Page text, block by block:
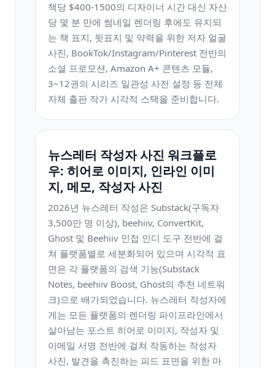
책당 $400-1500의 디자이너 시간 대신 자산
당 몇 분 만에 썸네일 렌더링 후에도 유지되
는 책 표지, 뒷표지 및 약력을 위한 저자 얼굴
사진, BookTok/Instagram/Pinterest 전반의
소셜 프로모션, Amazon A+ 콘텐츠 모듈,
3~12권의 시리즈 일관성 사전 설정 등 전체
자체 출판 작가 시각적 스택을 준비합니다.
뉴스레터 작성자 사진 워크플로
우: 히어로 이미지, 인라인 이미
지, 메모, 작성자 사진
2026년 뉴스레터 작성은 Substack(구독자
3,500만 명 이상), beehiiv, ConvertKit,
Ghost 및 Beehiiv 인접 인디 도구 전반에 걸
쳐 플랫폼별로 세분화되어 있으며 시각적 표
면은 각 플랫폼의 검색 기능(Substack
Notes, beehiiv Boost, Ghost의 추천 네트워
크)으로 배가되었습니다. 뉴스레터 작성자에
게는 모든 플랫폼의 렌더링 파이프라인에서
살아남는 포스트 히어로 이미지, 작성자 및
이메일 서명 전반에 걸쳐 작동하는 작성자
사진, 발견을 촉진하는 피드 표면을 위한 마